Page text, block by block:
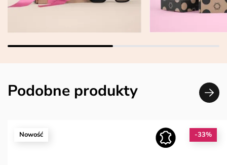
Podobne produkty
Nowość -33%